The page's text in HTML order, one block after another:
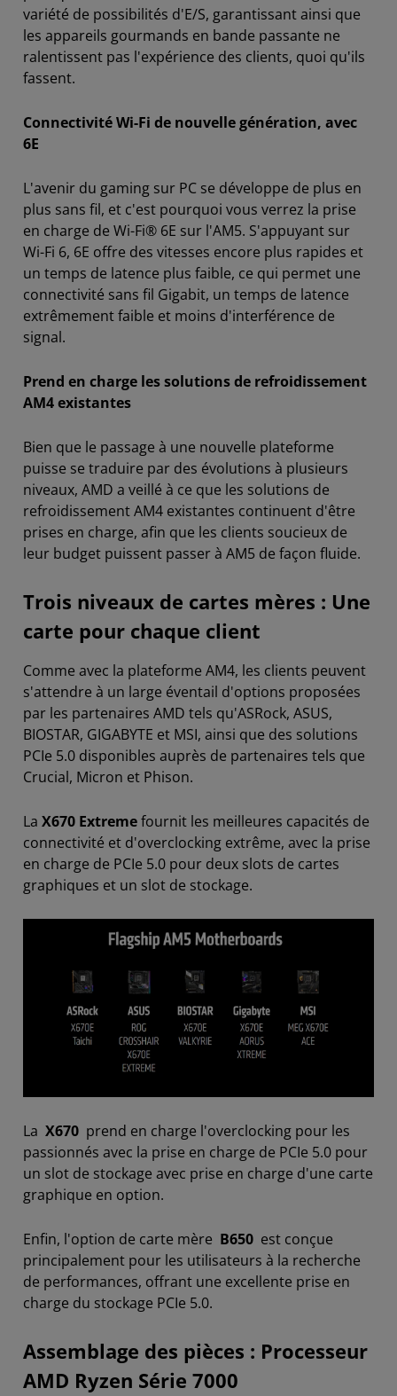
variété de possibilités d'E/S, garantissant ainsi que
les appareils gourmands en bande passante ne
ralentissent pas l'expérience des clients, quoi qu'ils
fassent.
Connectivité Wi-Fi de nouvelle génération, avec
6E
L'avenir du gaming sur PC se développe de plus en
plus sans fil, et c'est pourquoi vous verrez la prise
en charge de Wi-Fi® 6E sur l'AM5. S'appuyant sur
Wi-Fi 6, 6E offre des vitesses encore plus rapides et
un temps de latence plus faible, ce qui permet une
connectivité sans fil Gigabit, un temps de latence
extrêmement faible et moins d'interférence de
signal.
Prend en charge les solutions de refroidissement
AM4 existantes
Bien que le passage à une nouvelle plateforme
puisse se traduire par des évolutions à plusieurs
niveaux, AMD a veillé à ce que les solutions de
refroidissement AM4 existantes continuent d'être
prises en charge, afin que les clients soucieux de
leur budget puissent passer à AM5 de façon fluide.
Trois niveaux de cartes mères : Une
carte pour chaque client
Comme avec la plateforme AM4, les clients peuvent
s'attendre à un large éventail d'options proposées
par les partenaires AMD tels qu'ASRock, ASUS,
BIOSTAR, GIGABYTE et MSI, ainsi que des solutions
PCIe 5.0 disponibles auprès de partenaires tels que
Crucial, Micron et Phison.
La X670 Extremefournit les meilleures capacités de
connectivité et d'overclocking extrême, avec la prise
en charge de PCIe 5.0 pour deux slots de cartes
graphiques et un slot de stockage.
La X670 prend en charge l'overclocking pour les
passionnés avec la prise en charge de PCIe 5.0 pour
un slot de stockage avec prise en charge d'une carte
graphique en option.
Enfin, l'option de carte mère B650 est conçue
principalement pour les utilisateurs à la recherche
de performances, offrant une excellente prise en
charge du stockage PCIe 5.0.
Assemblage des pièces : Processeur
AMD Ryzen Série 7000